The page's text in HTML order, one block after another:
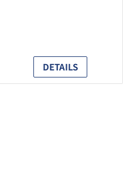
DETAILS